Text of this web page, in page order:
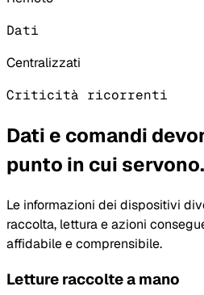
Dati
Centralizzati
Criticità ricorrenti
Dati e comandi
punto in cui servono.
Le informazioni dei dispositivi
raccolta, lettura e azioni
affidabile e comprensibile.
Letture raccolte a mano